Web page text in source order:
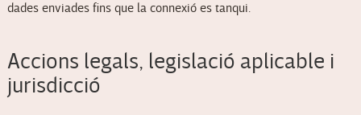
dades enviades fins que la connexió es tanqui.
Accions legals, legislació aplicable i
jurisdicció